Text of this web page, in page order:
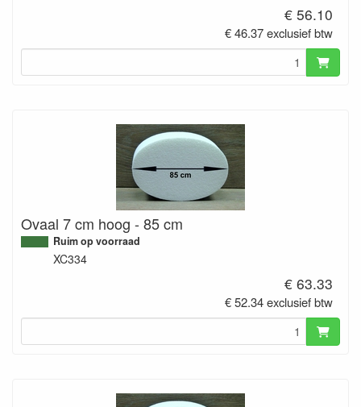
€ 56.10
€ 46.37 exclusief btw
Ovaal 7 cm hoog - 85 cm
Ruim op voorraad
XC334
€ 63.33
€ 52.34 exclusief btw